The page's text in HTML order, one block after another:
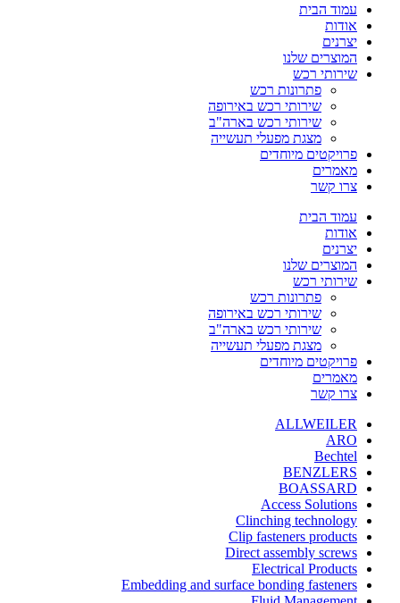
עמוד הבית
אודות
יצרנים
המוצרים שלנו
שירותי רכש
פתרונות רכש
שירותי רכש באירופה
שירותי רכש בארה"ב
מצגת מפעלי תעשייה
פרויקטים מיוחדים
מאמרים
צרו קשר
עמוד הבית
אודות
יצרנים
המוצרים שלנו
שירותי רכש
פתרונות רכש
שירותי רכש באירופה
שירותי רכש בארה"ב
מצגת מפעלי תעשייה
פרויקטים מיוחדים
מאמרים
צרו קשר
ALLWEILER
ARO
Bechtel
BENZLERS
BOASSARD
Access Solutions
Clinching technology
Clip fasteners products
Direct assembly screws
Electrical Products
Embedding and surface bonding fasteners